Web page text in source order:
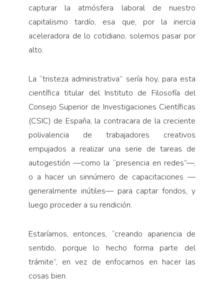
capturar la atmósfera laboral de nuestro
capitalismo tardío, esa que, por la inercia
aceleradora de lo cotidiano, solemos pasar por
alto.
La “tristeza administrativa” sería hoy, para esta
científica titular del Instituto de Filosofía del
Consejo Superior de Investigaciones Científicas
(CSIC) de España, la contracara de la creciente
polivalencia de trabajadores creativos
empujados a realizar una serie de tareas de
autogestión —como la “presencia en redes”—,
o a hacer un sinnúmero de capacitaciones —
generalmente inútiles— para captar fondos, y
luego proceder a su rendición.
Estaríamos, entonces, “creando apariencia de
sentido, porque lo hecho forma parte del
trámite”, en vez de enfocarnos en hacer las
cosas bien.